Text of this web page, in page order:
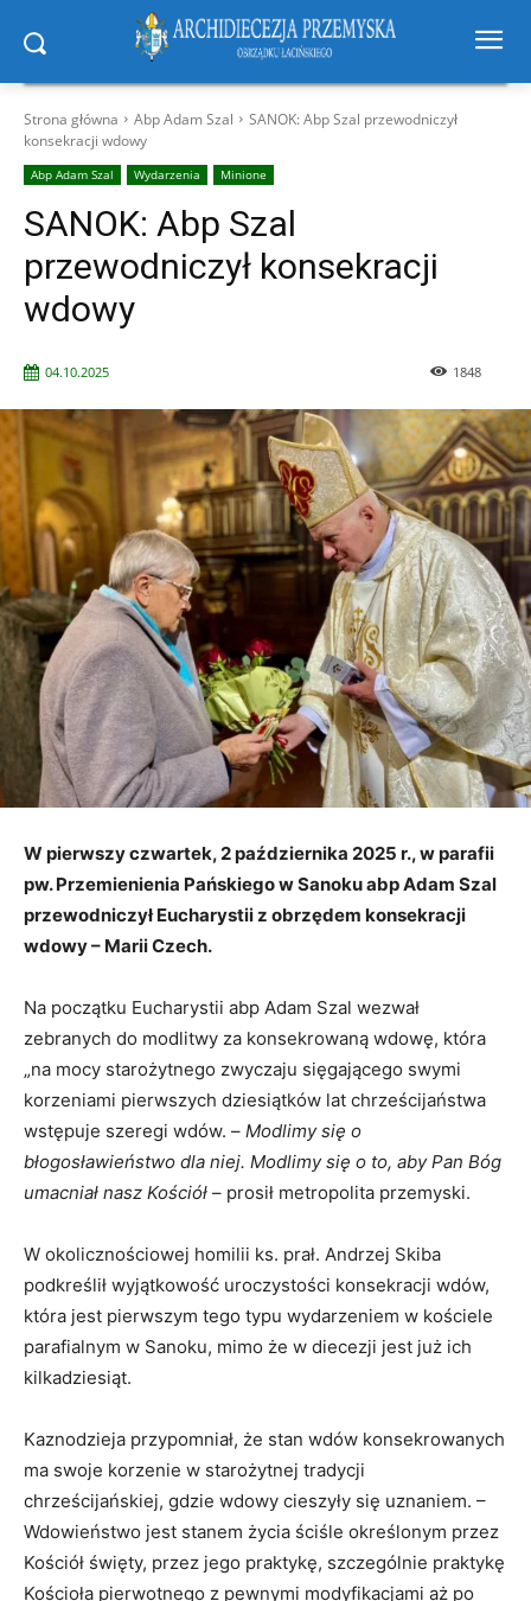
Strona główna Abp Adam Szal
SANOK: Abp Szal przewodniczył
konsekracji wdowy
Abp Adam Szal Wydarzenia Minione
SANOK: Abp Szal
przewodniczył konsekracji
wdowy
04.10.2025 1848
W pierwszy czwartek, 2 października 2025 r., w parafii
pw. Przemienienia Pańskiego w Sanoku abp Adam Szal
przewodniczył Eucharystii z obrzędem konsekracji
wdowy – Marii Czech.
Na początku Eucharystii abp Adam Szal wezwał
zebranych do modlitwy za konsekrowaną wdowę, która
„na mocy starożytnego zwyczaju sięgającego swymi
korzeniami pierwszych dziesiątków lat chrześcijaństwa
wstępuje szeregi wdów. – Modlimy się o
błogosławieństwo dla niej. Modlimy się o to, aby Pan Bóg
umacniał nasz Kościół – prosił metropolita przemyski.
W okolicznościowej homilii ks. prał. Andrzej Skiba
podkreślił wyjątkowość uroczystości konsekracji wdów,
która jest pierwszym tego typu wydarzeniem w kościele
parafialnym w Sanoku, mimo że w diecezji jest już ich
kilkadziesiąt.
Kaznodzieja przypomniał, że stan wdów konsekrowanych
ma swoje korzenie w starożytnej tradycji
chrześcijańskiej, gdzie wdowy cieszyły się uznaniem. –
Wdowieństwo jest stanem życia ściśle określonym przez
Kościół święty, przez jego praktykę, szczególnie praktykę
Kościoła pierwotnego z pewnymi modyfikacjami aż po